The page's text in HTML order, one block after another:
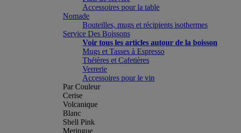
Accessoires pour la table
Nomade
Bouteilles, mugs et récipients isothermes
Service Des Boissons
Voir tous les articles autour de la boisson
Mugs et Tasses à Espresso
Théières et Cafetières
Verrerie
Accessoires pour le vin
Par Couleur
Cerise
Volcanique
Blanc
Shell Pink
Meringue